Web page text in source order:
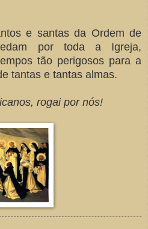
e santas da Ordem de
por toda a Igreja,
tão perigosos para a
tantas e tantas almas.
rogai por nós!